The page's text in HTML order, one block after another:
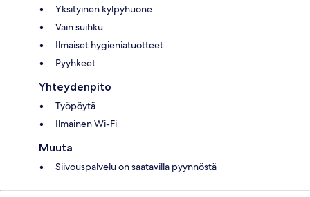
Yksityinen kylpyhuone
Vain suihku
Ilmaiset hygieniatuotteet
Pyyhkeet
Yhteydenpito
Työpöytä
Ilmainen Wi-Fi
Muuta
Siivouspalvelu on saatavilla pyynnöstä